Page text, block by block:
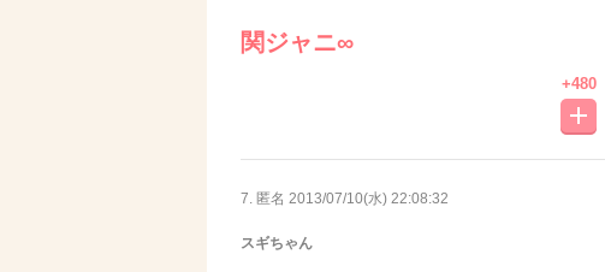
関ジャニ∞
+480
7. 匿名 2013/07/10(水) 22:08:32
スギちゃん